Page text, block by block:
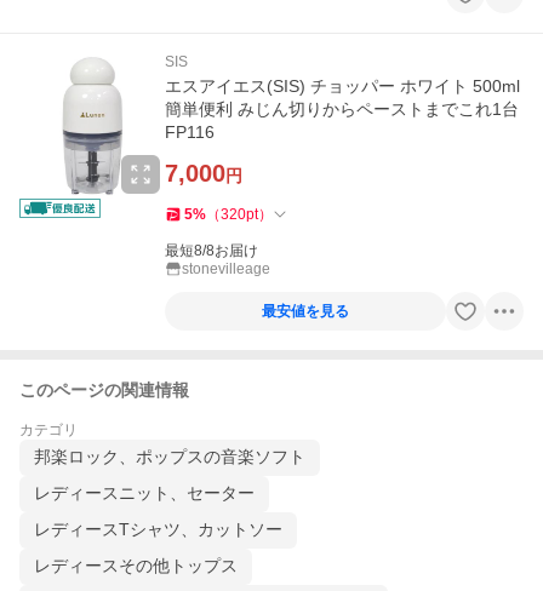
SIS
エスアイエス(SIS) チョッパー ホワイト 500ml
簡単便利 みじん切りからペーストまでこれ1台
FP116
7,000円
5% （320pt）
最短8/8お届け
stonevilleage
最安値を見る
このページの関連情報
カテゴリ
邦楽ロック、ポップスの音楽ソフト
レディースニット、セーター
レディースTシャツ、カットソー
レディースその他トップス